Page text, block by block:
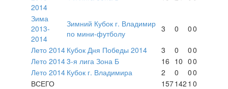
2014
Зима
2013-
2014
Зимний Кубок г. Владимир
по мини-футболу
3 0 00
Лето 2014 Кубок Дня Победы 2014 3 0 00
Лето 20143-я лига Зона Б 16 10 00
Лето 2014 Кубок г. Владимира 2 0 00
ВСЕГО
157142 1 0